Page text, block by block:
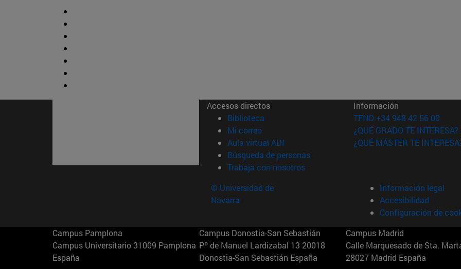
Accesos directos
Biblioteca (abre en nueva ventana)
Mi correo(abre en nueva ventana)
Aula virtual ADI (abre en nueva ventana)
Búsqueda de personas(abre en nueva ventana)
Trabaja con nosotros(abre en nueva ventana)
Información
TFNO +34 948 42 56 00
¿QUÉ GRADO TE INTERESA?
¿QUÉ MÁSTER TE
© Universidad de
Navarra
Información legal
Accesibilidad
Configuración de
Campus Pamplona
Campus Universitario 31009 Pamplona
España
Campus Donostia-San Sebastián
Pº de Manuel Lardizabal 13 20018
Donostia-San Sebastián España
Campus Madrid
Calle Marquesado de Sta.
28027 Madrid España